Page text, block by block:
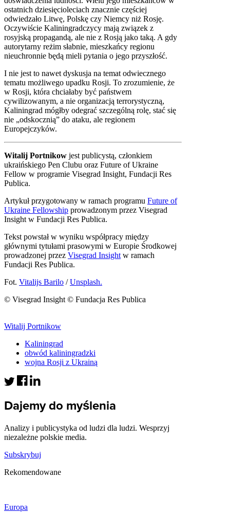
ostatnich dziesięcioleciach znacznie częściej
odwiedzało Litwę, Polskę czy Niemcy niż Rosję.
Oczywiście Kaliningradczycy mają związek z
rosyjską propagandą, ale nie z Rosją jako taką. A gdy
autorytarny reżim słabnie, mieszkańcy regionu
nieuchronnie będą mieli pytania o jego przyszłość.
I nie jest to nawet dyskusja na temat odwiecznego
tematu możliwego upadku Rosji. To zrozumienie, że
w Rosji, która chciałaby być państwem
cywilizowanym, a nie organizacją terrorystyczną,
Kaliningrad mógłby odegrać szczególną rolę, stać się
nie „odskocznią” do ataku, ale regionem
Europejczyków.
Witalij Portnikow jest publicystą, członkiem
ukraińskiego Pen Clubu oraz Future of Ukraine
Fellow w programie Visegrad Insight, Fundacji Res
Publica.
Artykuł przygotowany w ramach programu Future of
Ukraine Fellowship prowadzonym przez Visegrad
Insight w Fundacji Res Publica.
Tekst powstał w wyniku współpracy między
głównymi tytułami prasowymi w Europie Środkowej
prowadzonej przez Visegrad Insight w ramach
Fundacji Res Publica.
Fot. Vitalijs Barilo /Unsplash.
© Visegrad Insight © Fundacja Res Publica
Witalij Portnikow
Kaliningrad
obwód kaliningradzki
wojna Rosji z Ukrainą
Dajemy do myślenia
Analizy i publicystyka od ludzi dla ludzi. Wesprzyj
niezależne polskie media.
Subskrybuj
Rekomendowane
Europa